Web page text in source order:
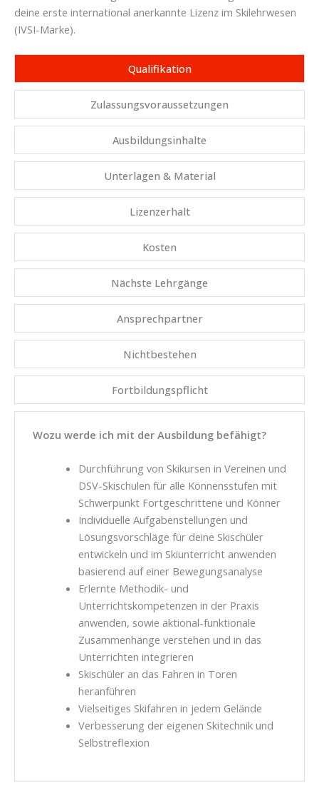
deine erste international anerkannte Lizenz im Skilehrwesen
(IVSI-Marke).
Qualifikation
Zulassungsvoraussetzungen
Ausbildungsinhalte
Unterlagen & Material
Lizenzerhalt
Kosten
Nächste Lehrgänge
Ansprechpartner
Nichtbestehen
Fortbildungspflicht
Wozu werde ich mit der Ausbildung befähigt?
Durchführung von Skikursen in Vereinen und
DSV-Skischulen für alle Könnensstufen mit
Schwerpunkt Fortgeschrittene und Könner
Individuelle Aufgabenstellungen und
Lösungsvorschläge für deine Skischüler
entwickeln und im Skiunterricht anwenden
basierend auf einer Bewegungsanalyse
Erlernte Methodik- und
Unterrichtskompetenzen in der Praxis
anwenden, sowie aktional-funktionale
Zusammenhänge verstehen und in das
Unterrichten integrieren
Skischüler an das Fahren in Toren
heranführen
Vielseitiges Skifahren in jedem Gelände
Verbesserung der eigenen Skitechnik und
Selbstreflexion